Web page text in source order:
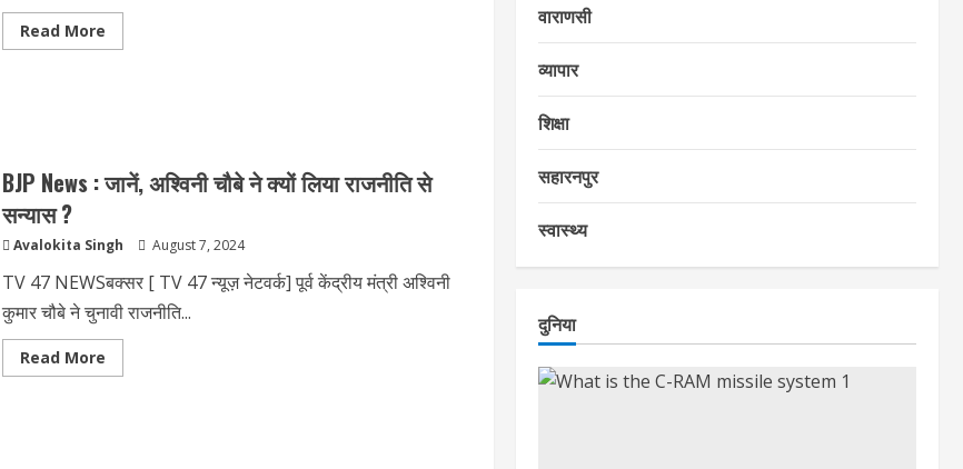
Read MoreRead
more
सिपाही
BJP News : जानें, अश्विनी चौबे ने क्यों लिया राजनीति से
सन्यास ?
Avalokita Singh August 7, 2024
TV 47 NEWSबक्सर [ TV 47 न्यूज़ नेटवर्क] पूर्व केंद्रीय मंत्री अश्विनी
कुमार चौबे ने चुनावी राजनीति...
Read MoreRead
more
वाराणसी
व्यापार
शिक्षा
सहारनपुर
स्वास्थ्य
दुनिया